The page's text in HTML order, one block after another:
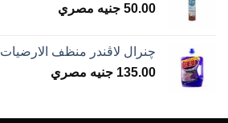
50.00 جنيه مصري
چنرال لاڤندر منظف الارضيات ٣.١ لتر
135.00 جنيه مصري